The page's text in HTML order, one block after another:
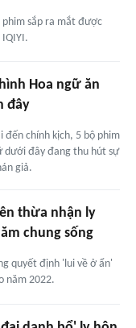
sắp ra mắt được
Hoa ngữ ăn
đây
đến chính kịch, 5 bộ phim
dưới đây đang thu hút sự
giả.
thừa nhận ly
chung sống
quyết định 'lui về ở ẩn'
năm 2022.